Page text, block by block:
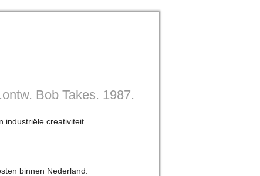
Bob Takes. 1987.
industriële creativiteit.
binnen Nederland.